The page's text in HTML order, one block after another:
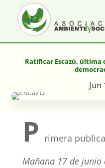
Ratificar Escazú,
Jun
P rimera
Mañana 17 de junio